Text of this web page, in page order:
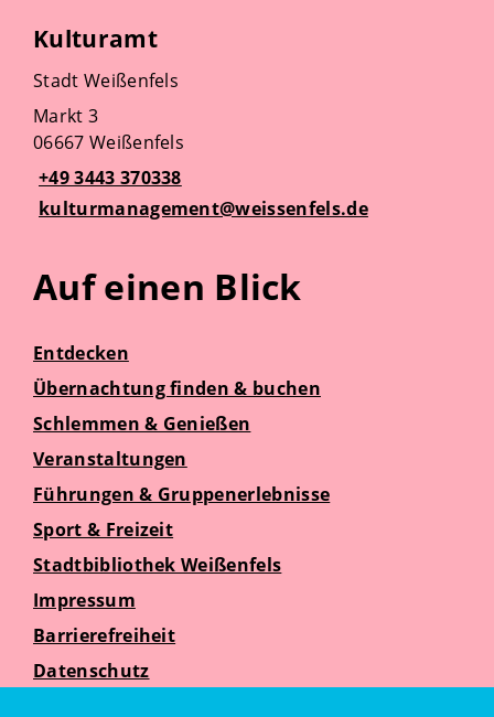
Kulturamt
Stadt Weißenfels
Markt 3
06667 Weißenfels
+49 3443 370338
kulturmanagement@weissenfels.de
Auf einen Blick
Entdecken
Übernachtung finden & buchen
Schlemmen & Genießen
Veranstaltungen
Führungen & Gruppenerlebnisse
Sport & Freizeit
Stadtbibliothek Weißenfels
Impressum
Barrierefreiheit
Datenschutz